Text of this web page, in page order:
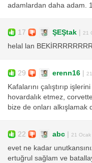
adamlardan daha adam.
17 ŞEŞtak | 21
helal lan
29 erenn16 |
Kafalarını çalıştırıp
hovardalık etmez,
bize de onları
22 abc | 21
evet ne kadar
ertuğrul sağlam ve